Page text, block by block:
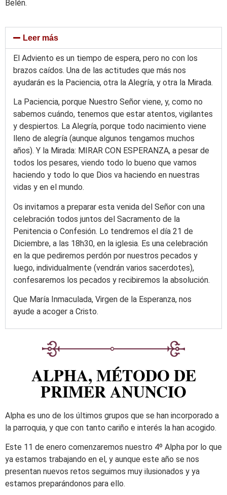
Belén.
Leer más
El Adviento es un tiempo de espera, pero no con los
brazos caídos. Una de las actitudes que más nos
ayudarán es la Paciencia, otra la Alegría, y otra la Mirada.
La Paciencia, porque Nuestro Señor viene, y, como no
sabemos cuándo, tenemos que estar atentos, vigilantes
y despiertos. La Alegría, porque todo nacimiento viene
lleno de alegría (aunque algunos tengamos muchos
años). Y la Mirada: MIRAR CON ESPERANZA, a pesar de
todos los pesares, viendo todo lo bueno que vamos
haciendo y todo lo que Dios va haciendo en nuestras
vidas y en el mundo.
Os invitamos a preparar esta venida del Señor con una
celebración todos juntos del Sacramento de la
Penitencia o Confesión. Lo tendremos el día 21 de
Diciembre, a las 18h30, en la iglesia. Es una celebración
en la que pediremos perdón por nuestros pecados y
luego, individualmente (vendrán varios sacerdotes),
confesaremos los pecados y recibiremos la absolución.
Que María Inmaculada, Virgen de la Esperanza, nos
ayude a acoger a Cristo.
ALPHA, MÉTODO DE
PRIMER ANUNCIO
Alpha es uno de los últimos grupos que se han incorporado a
la parroquia, y que con tanto cariño e interés la han acogido.
Este 11 de enero comenzaremos nuestro 4º Alpha por lo que
ya estamos trabajando en el, y aunque este año se nos
presentan nuevos retos seguimos muy ilusionados y ya
estamos preparándonos para ello.